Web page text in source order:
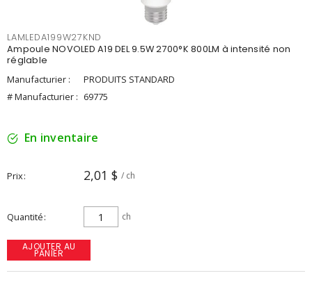
LAMLEDA199W27KND
Ampoule NOVOLED A19 DEL 9.5W 2700°K 800LM à intensité non
réglable
Manufacturier :
PRODUITS STANDARD
# Manufacturier : 69775
En inventaire
Prix 2,01 $ / ch
Quantité ch
AJOUTER AU
PANIER